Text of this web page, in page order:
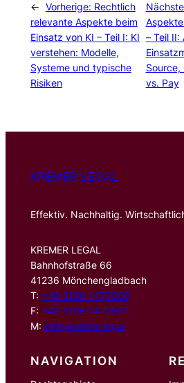
← Vorherige: Rechtlich
relevante Aspekte beim
Einsatz von KI – Teil I: KI
verstehen: Modelle,
Systeme und typische
Risiken
– Teil II:
Source,
vs. Pay
KREMER LEGAL
Effektiv. Nachhaltig.
KREMER LEGAL
Bahnhofstraße 66
41236 Mönchengladbach
T: +49 2166 1470500
F: +49 2166 1470501
M: info@kremer.legal
NAVIGATION